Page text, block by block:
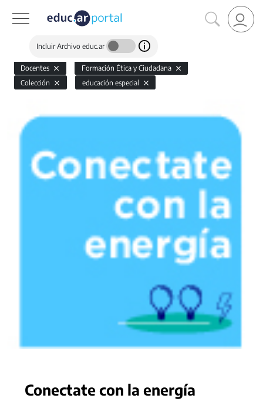
Incluir Archivo educ.ar
Docentes
Formación Ética y Ciudadana
Colección
educación especial
Conectate con la energía